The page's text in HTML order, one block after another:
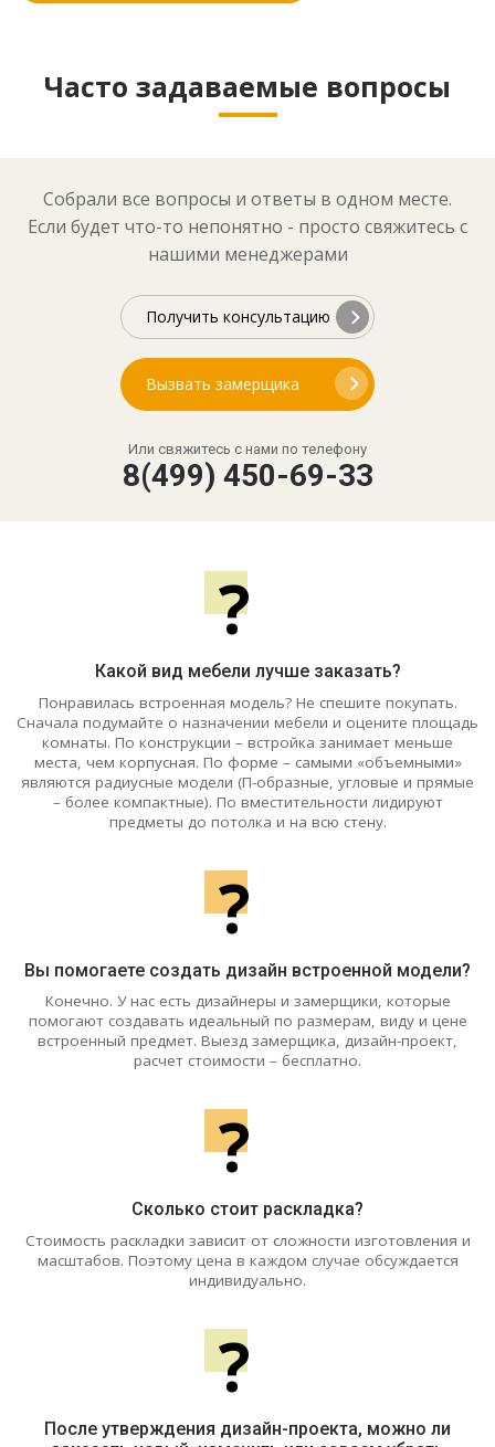
Часто задаваемые вопросы
Собрали все вопросы и ответы в одном месте.
Если будет что-то непонятно - просто свяжитесь с
нашими менеджерами
Получить консультацию
Вызвать замерщика
Или свяжитесь с нами по телефону
8(499) 450-69-33
?
Какой вид мебели лучше заказать?
Понравилась встроенная модель? Не спешите покупать.
Сначала подумайте о назначении мебели и оцените площадь
комнаты. По конструкции – встройка занимает меньше
места, чем корпусная. По форме – самыми «объемными»
являются радиусные модели (П-образные, угловые и прямые
– более компактные). По вместительности лидируют
предметы до потолка и на всю стену.
?
Вы помогаете создать дизайн встроенной модели?
Конечно. У нас есть дизайнеры и замерщики, которые
помогают создавать идеальный по размерам, виду и цене
встроенный предмет. Выезд замерщика, дизайн-проект,
расчет стоимости – бесплатно.
?
Сколько стоит раскладка?
Стоимость раскладки зависит от сложности изготовления и
масштабов. Поэтому цена в каждом случае обсуждается
индивидуально.
?
После утверждения дизайн-проекта, можно ли